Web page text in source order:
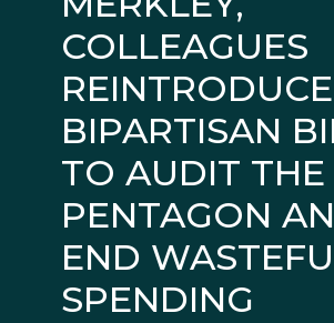
COLLEAGUES
REINTRODUCE
BIPARTISAN
TO AUDIT THE
PENTAGON
END
SPENDING